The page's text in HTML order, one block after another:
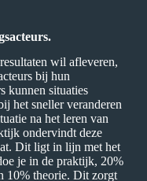
wil afleveren,
bij hun
kunnen situaties
het sneller veranderen
na het leren van
ondervindt deze
Dit ligt in lijn met het
je in de praktijk, 20%
10% theorie. Dit zorgt